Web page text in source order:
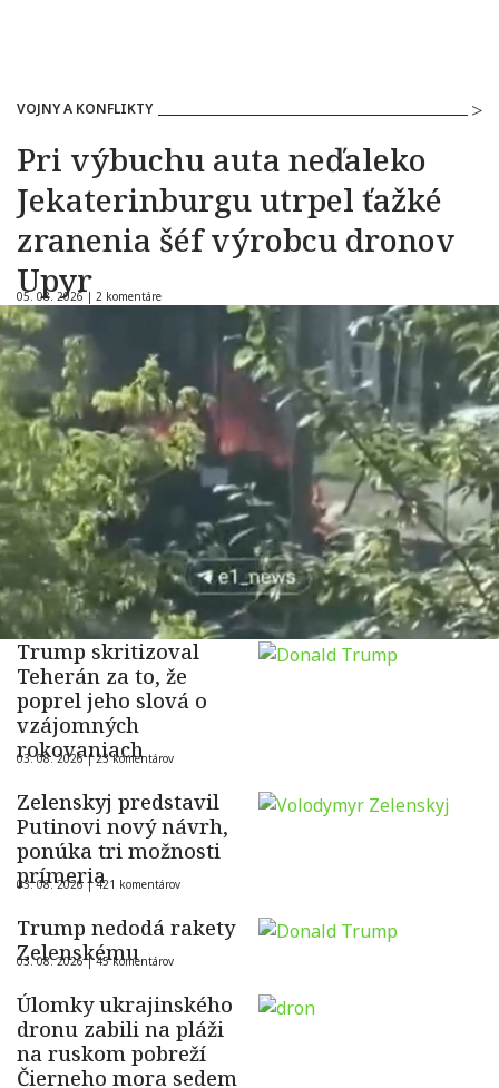
VOJNY A KONFLIKTY
Pri výbuchu auta neďaleko
Jekaterinburgu utrpel ťažké
zranenia šéf výrobcu dronov
Upyr
05. 08. 2026 | 2 komentáre
Trump skritizoval
Teherán za to, že
poprel jeho slová o
vzájomných
rokovaniach
03. 08. 2026 |23 komentárov
Zelenskyj predstavil
Putinovi nový návrh,
ponúka tri možnosti
prímeria
03. 08. 2026 |421 komentárov
Trump nedodá rakety
Zelenskému
03. 08. 2026 |45 komentárov
Úlomky ukrajinského
dronu zabili na pláži
na ruskom pobreží
Čierneho mora sedem